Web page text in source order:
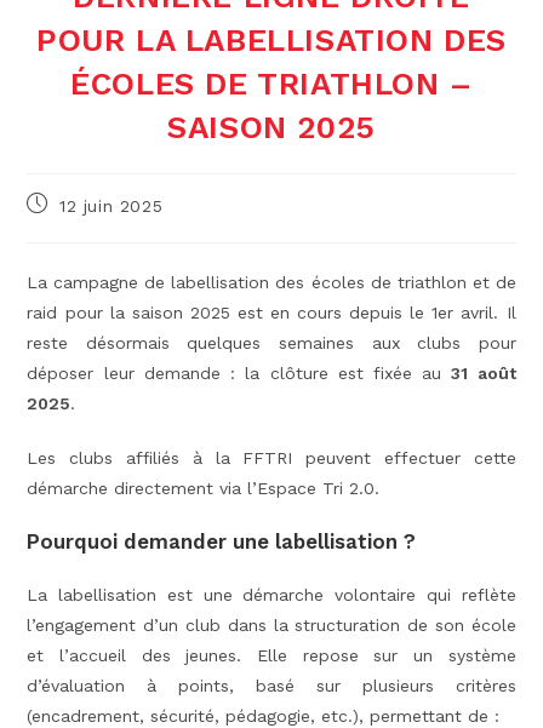
POUR LA LABELLISATION DES
ÉCOLES DE TRIATHLON –
SAISON 2025
Publication
12 juin 2025
La campagne de labellisation des écoles de triathlon et de
raid pour la saison 2025 est en cours depuis le 1er avril. Il
reste désormais quelques semaines aux clubs pour
déposer leur demande : la clôture est fixée au31 août
2025.
Les clubs affiliés à la FFTRI peuvent effectuer cette
démarche directement via l’Espace Tri 2.0.
Pourquoi demander une labellisation ?
La labellisation est une démarche volontaire qui reflète
l’engagement d’un club dans la structuration de son école
et l’accueil des jeunes. Elle repose sur un système
d’évaluation à points, basé sur plusieurs critères
(encadrement, sécurité, pédagogie, etc.), permettant de :